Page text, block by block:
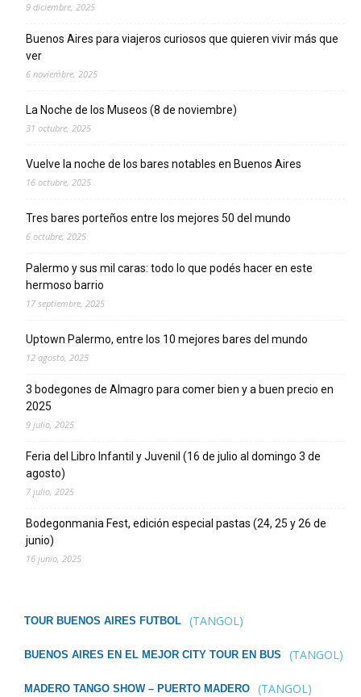
9 diciembre, 2025
Buenos Aires para viajeros curiosos que quieren vivir más que
ver
6 noviembre, 2025
La Noche de los Museos (8 de noviembre)
31 octubre, 2025
Vuelve la noche de los bares notables en Buenos Aires
16 octubre, 2025
Tres bares porteños entre los mejores 50 del mundo
6 octubre, 2025
Palermo y sus mil caras: todo lo que podés hacer en este
hermoso barrio
17 septiembre, 2025
Uptown Palermo, entre los 10 mejores bares del mundo
12 agosto, 2025
3 bodegones de Almagro para comer bien y a buen precio en
2025
9 julio, 2025
Feria del Libro Infantil y Juvenil (16 de julio al domingo 3 de
agosto)
7 julio, 2025
Bodegonmania Fest, edición especial pastas (24, 25 y 26 de
junio)
16 junio, 2025
TOUR BUENOS AIRES FUTBOL (TANGOL)
BUENOS AIRES EN EL MEJOR CITY TOUR EN BUS (TANGOL)
MADERO TANGO SHOW – PUERTO MADERO (TANGOL)